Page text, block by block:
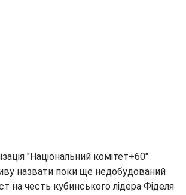
"Національний комітет+60"
назвати поки ще недобудований
на честь кубинського лідера Фіделя